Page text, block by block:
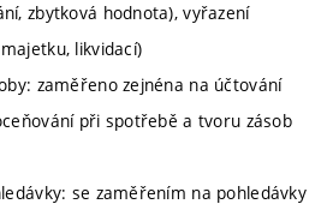
zbytková hodnota), vyřazení
likvidací)
zaměřeno zejnéna na účtování
při spotřebě a tvoru zásob
se zaměřením na pohledávky